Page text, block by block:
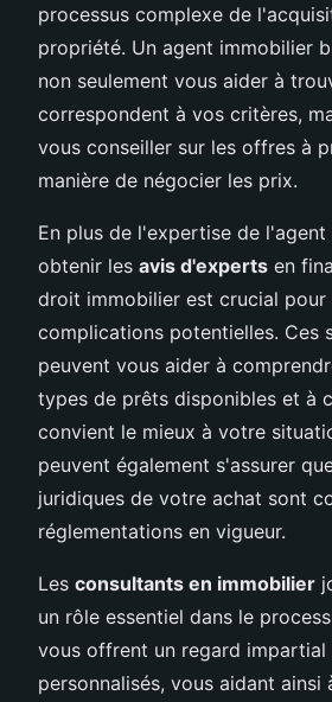
processus complexe de
propriété. Un agent immobilier
non seulement vous aider à
correspondent à vos critères,
vous conseiller sur les offres à
manière de négocier les prix.
En plus de l'expertise de l'agent
obtenir les avis d'experts en
droit immobilier est crucial pour
complications potentielles. Ces
peuvent vous aider à
types de prêts disponibles et à
convient le mieux à votre
peuvent également s'assurer
juridiques de votre achat sont
réglementations en vigueur.
Les consultants en immobilier
un rôle essentiel dans le
vous offrent un regard impartial
personnalisés, vous aidant ainsi